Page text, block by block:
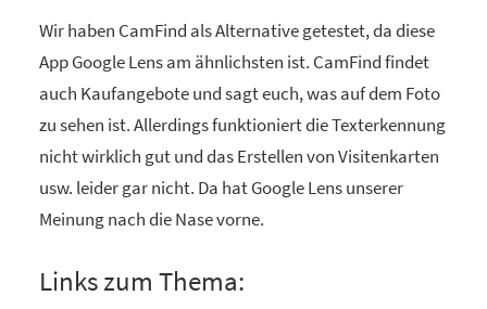
Wir haben CamFind als Alternative getestet, da diese
App Google Lens am ähnlichsten ist. CamFind findet
auch Kaufangebote und sagt euch, was auf dem Foto
zu sehen ist. Allerdings funktioniert die Texterkennung
nicht wirklich gut und das Erstellen von Visitenkarten
usw. leider gar nicht. Da hat Google Lens unserer
Meinung nach die Nase vorne.
Links zum Thema: